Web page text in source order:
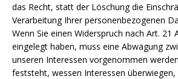
das Recht, statt der Löschung die
Verarbeitung Ihrer personenbezogenen
Wenn Sie einen Widerspruch nach Art. 21
eingelegt haben, muss eine Abwägung
unseren Interessen vorgenommen
feststeht, wessen Interessen überwiegen,